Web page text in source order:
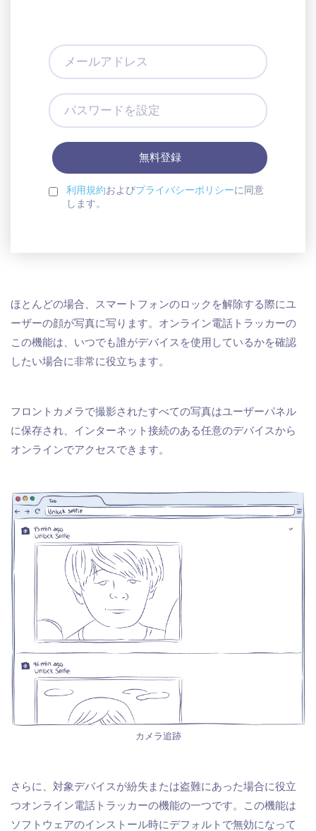
メ
ー
ル
ア
レ
パ
ス
ワ
ー
ド
を
設
利用規約およびプライバシーポリシーに同意
します。
ほとんどの場合、スマートフォンのロックを解除する際にユ
ーザーの顔が写真に写ります。オンライン電話トラッカーの
この機能は、いつでも誰がデバイスを使用しているかを確認
したい場合に非常に役立ちます。
フロントカメラで撮影されたすべての写真はユーザーパネル
に保存され、インターネット接続のある任意のデバイスから
オンラインでアクセスできます。
カメラ追跡
さらに、対象デバイスが紛失または盗難にあった場合に役立
つオンライン電話トラッカーの機能の一つです。この機能は
ソフトウェアのインストール時にデフォルトで無効になって